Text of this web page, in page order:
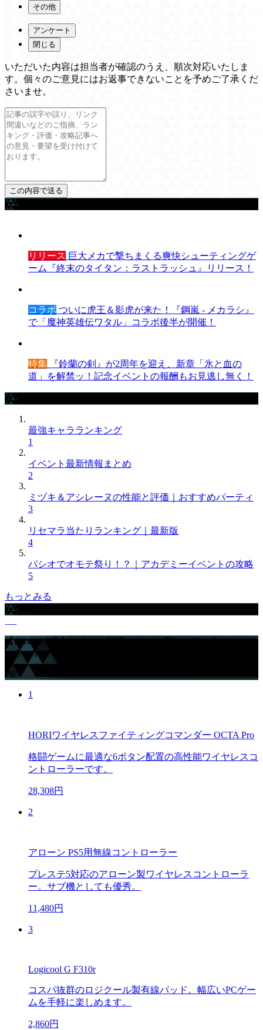
その他
アンケート
閉じる
いただいた内容は担当者が確認のうえ、順次対応いたしま
す。個々のご意見にはお返事できないことを予めご了承くだ
さいませ。
ゲームを探す
リリース 巨大メカで撃ちまくる爽快シューティングゲ
ーム『終末のタイタン：ラストラッシュ』リリース！
コラボ ついに虎王＆影虎が来た！『鋼嵐 - メカラシ』
で「魔神英雄伝ワタル」コラボ後半が開催！
特集 『鈴蘭の剣』が2周年を迎え、新章「氷と血の
道」を解禁ッ！記念イベントの報酬もお見逃し無く！
攻略記事ランキング
最強キャラランキング
1
イベント最新情報まとめ
2
ミヅキ＆アシレーヌの性能と評価｜おすすめパーティ
3
リセマラ当たりランキング｜最新版
4
パシオでオモテ祭り！？｜アカデミーイベントの攻略
5
もっとみる
GameWithからのお知らせ
【Amazon7月】おすすめ記事からよく買われているコントロ
ーラーTOP4
PR
1
HORIワイヤレスファイティングコマンダー OCTA Pro
格闘ゲームに最適な6ボタン配置の高性能ワイヤレスコ
ントローラーです。
28,308円
2
アローン PS5用無線コントローラー
プレステ5対応のアローン製ワイヤレスコントローラ
ー。サブ機としても優秀。
11,480円
3
Logicool G F310r
コスパ抜群のロジクール製有線パッド。幅広いPCゲー
ムを手軽に楽しめます。
2,860円